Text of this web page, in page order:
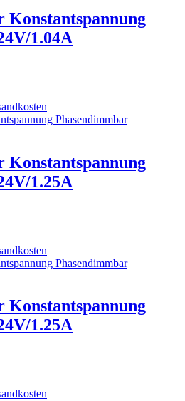
Konstantspannung
1.04A
Konstantspannung
1.25A
Konstantspannung
1.25A